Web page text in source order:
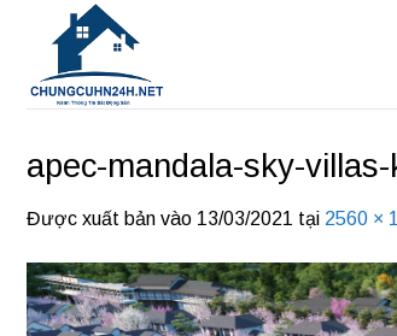
dung
apec-mandala-sky-
Được xuất bản vào 13/03/2021 tại 2560 ×